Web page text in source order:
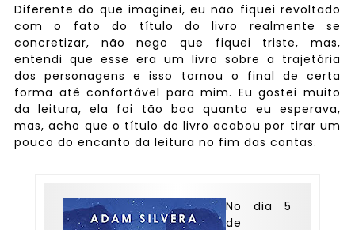
Diferente do que imaginei, eu não fiquei revoltado
com o fato do título do livro realmente se
concretizar, não nego que fiquei triste, mas,
entendi que esse era um livro sobre a trajetória
dos personagens e isso tornou o final de certa
forma até confortável para mim. Eu gostei muito
da leitura, ela foi tão boa quanto eu esperava,
mas, acho que o título do livro acabou por tirar um
pouco do encanto da leitura no fim das contas.
No dia 5
de